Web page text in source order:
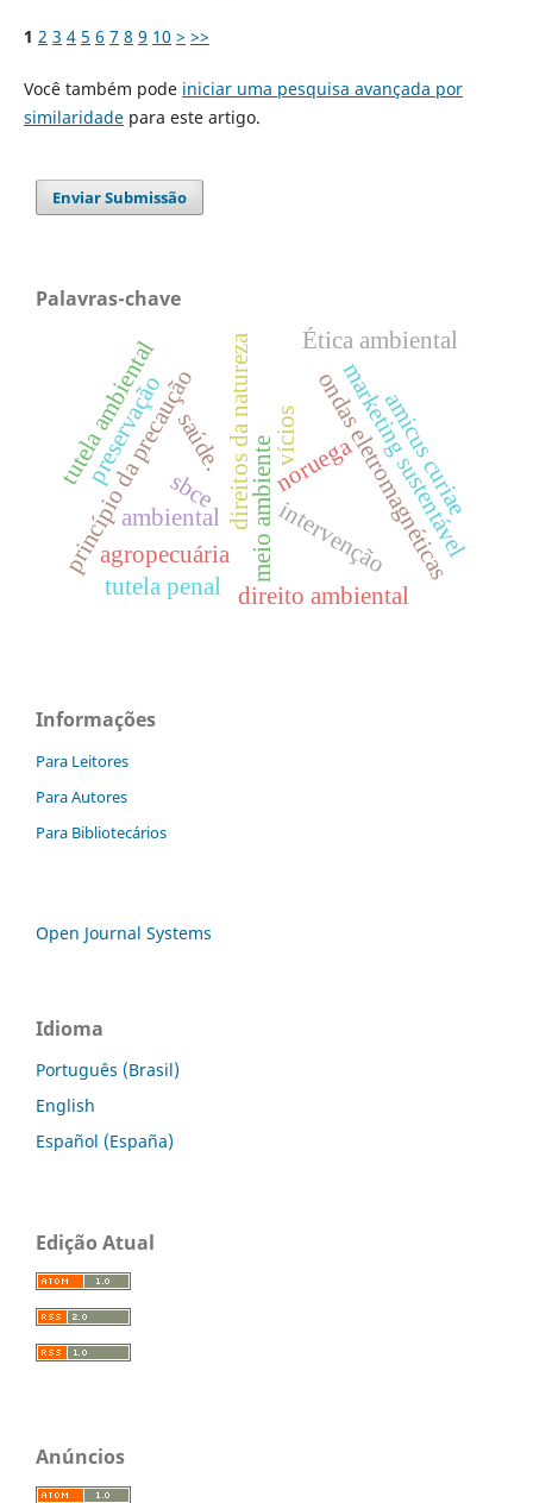
1 2 3 4 5 6 7 8 9 10 > >>
Você também pode iniciar uma pesquisa avançada por
similaridadepara este artigo.
Enviar Submissão
Palavras-chave
ambiental
noruega
meio ambiente ondas eletromagnéticas
princípio da precauçãosaúde.
intervenção
preservação
direito ambiental
marketing sustentável
direitos da natureza Ética ambiental
amicus curiae
tutela ambiental
agropecuária
sbce
tutela penal
vícios
Informações
Para Leitores
Para Autores
Para Bibliotecários
Open Journal Systems
Idioma
Português (Brasil)
English
Español (España)
Edição Atual
Anúncios